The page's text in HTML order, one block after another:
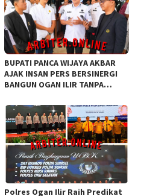
BUPATI PANCA WIJAYA AKBAR
AJAK INSAN PERS BERSINERGI
BANGUN OGAN ILIR TANPA
Polres Ogan Ilir Raih Predikat